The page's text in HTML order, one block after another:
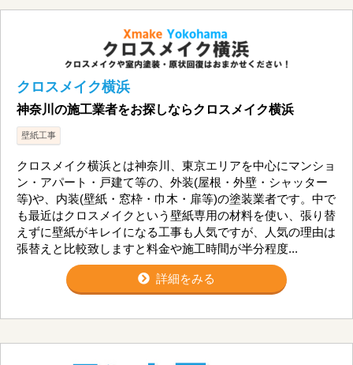
クロスメイク横浜
神奈川の施工業者をお探しならクロスメイク横浜
壁紙工事
クロスメイク横浜とは神奈川、東京エリアを中心にマンショ
ン・アパート・戸建て等の、外装(屋根・外壁・シャッター
等)や、内装(壁紙・窓枠・巾木・扉等)の塗装業者です。中で
も最近はクロスメイクという壁紙専用の材料を使い、張り替
えずに壁紙がキレイになる工事も人気ですが、人気の理由は
張替えと比較致しますと料金や施工時間が半分程度...
詳細をみる